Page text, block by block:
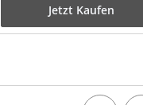
Jetzt Kaufen